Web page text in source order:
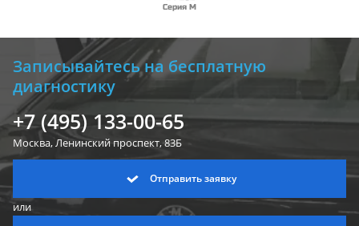
Серия M
Записывайтесь на бесплатную
диагностику
+7 (495) 133-00-65
Москва, Ленинскийпроспект, 83Б
Отправить заявку
или